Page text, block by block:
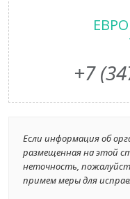
+7
Если информация об
размещенная на этой
неточность,
примем меры для